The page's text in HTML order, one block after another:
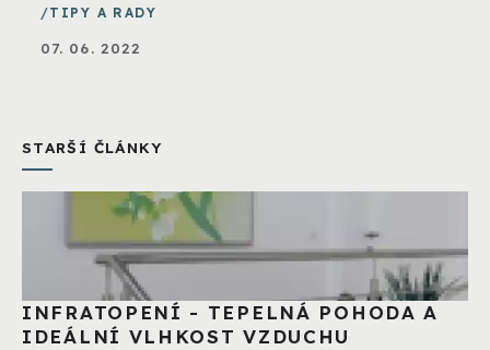
TIPY A RADY
07. 06. 2022
STARŠÍ ČLÁNKY
INFRATOPENÍ - TEPELNÁ POHODA A
IDEÁLNÍ VLHKOST VZDUCHU